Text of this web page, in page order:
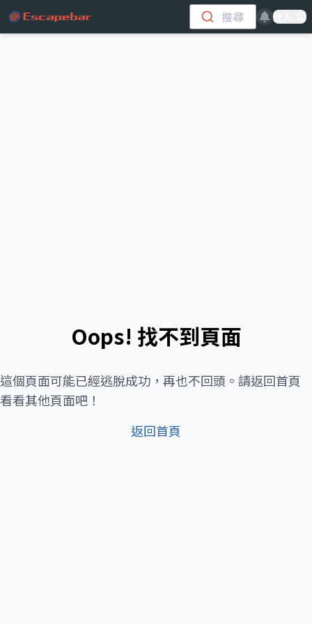
跳至主要內容
搜尋 登入
Oops! 找不到頁面
這個頁面可能已經逃脫成功，再也不回頭。請返回首頁
看看其他頁面吧！
返回首頁